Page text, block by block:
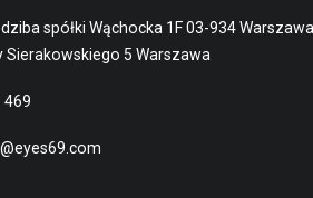
spółki Wąchocka 1F 03-934
Sierakowskiego 5 Warszawa
469